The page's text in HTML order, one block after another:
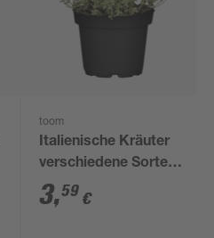
toom
Italienische Kräuter
verschiedene Sorten
14 cm Topf
3,59 €